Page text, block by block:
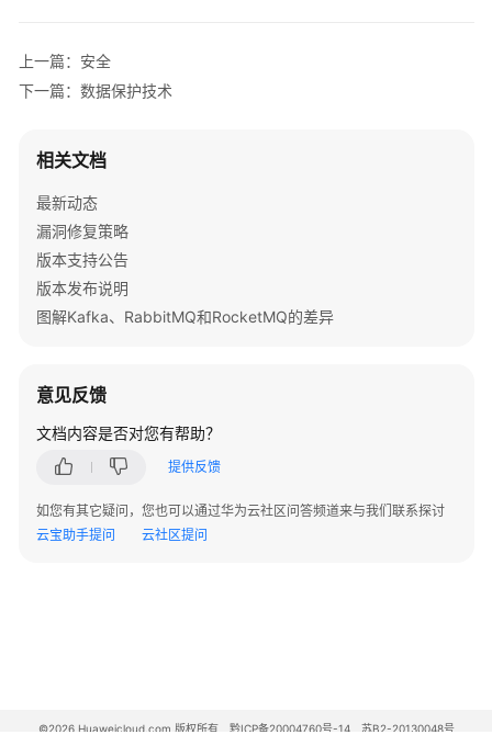
什
分
式
消
息
务
RocketMQ
产
品
优
势
典
型
上一篇：安全
下一篇：数据保护技术
相关文档
最新动态
漏洞修复策略
版本支持公告
版本发布说明
图解Kafka、RabbitMQ和RocketMQ的差异
意见反馈
文档内容是否对您有帮助？
提供反馈
如您有其它疑问，您也可以通过华为云社区问答频道来与我们联系探讨
云宝助手提问
云社区提问
©2026 Huaweicloud.com 版权所有 黔ICP备20004760号-14
苏B2-20130048号